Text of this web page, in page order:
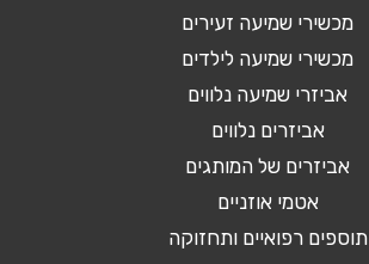
מכשירי שמיעה זעירים
מכשירי שמיעה לילדים
אביזרי שמיעה נלווים
אביזרים נלווים
אביזרים של המותגים
אטמי אוזניים
תוספים רפואיים ותחזוקה